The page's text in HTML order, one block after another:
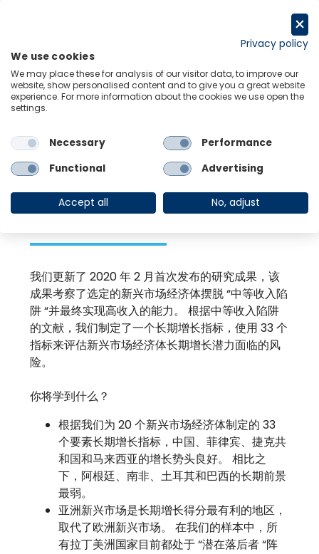
Menu Links
Back to Resource Hub
Research Briefing | Nov 10, 2023
亚洲新兴市场领先，
融合潜力最大
我们更新了 2020 年 2 月首次发布的研究成果，该
成果考察了选定的新兴市场经济体摆脱 “中等收入陷
阱 “并最终实现高收入的能力。 根据中等收入陷阱
的文献，我们制定了一个长期增长指标，使用 33 个
指标来评估新兴市场经济体长期增长潜力面临的风
险。
你将学到什么？
根据我们为 20 个新兴市场经济体制定的 33
个要素长期增长指标，中国、菲律宾、捷克共
和国和马来西亚的增长势头良好。 相比之
下，阿根廷、南非、土耳其和巴西的长期前景
最弱。
亚洲新兴市场是长期增长得分最有利的地区，
取代了欧洲新兴市场。 在我们的样本中，所
有拉丁美洲国家目前都处于 “潜在落后者 “阵
Privacy policy
We use cookies
We may place these for analysis of our visitor data, to improve our
website, show personalised content and to give you a great website
experience. For more information about the cookies we use open the
settings.
Necessary
Performance
Functional
Advertising
Accept all No, adjust